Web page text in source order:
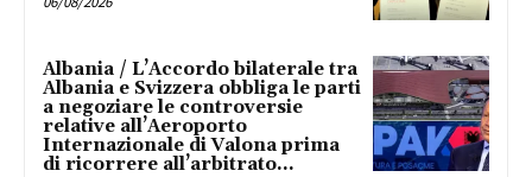
Albania / L’Accordo bilaterale tra
Albania e Svizzera obbliga le parti
a negoziare le controversie
relative all’Aeroporto
Internazionale di Valona prima
di ricorrere all’arbitrato...